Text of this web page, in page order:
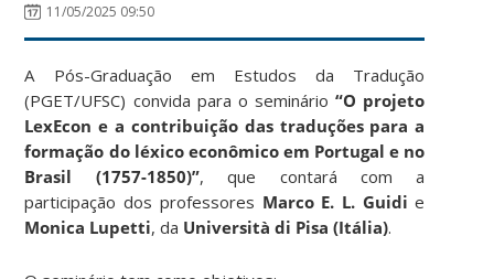
11/05/2025 09:50
A Pós-Graduação em Estudos da Tradução
(PGET/UFSC) convida para o seminário“O projeto
LexEcon e a contribuição das traduções para a
formação do léxico econômico em Portugal e no
Brasil (1757-1850)”, que contará com a
participação dos professores Marco E. L. Guidi e
Monica Lupetti, da Università di Pisa (Itália).